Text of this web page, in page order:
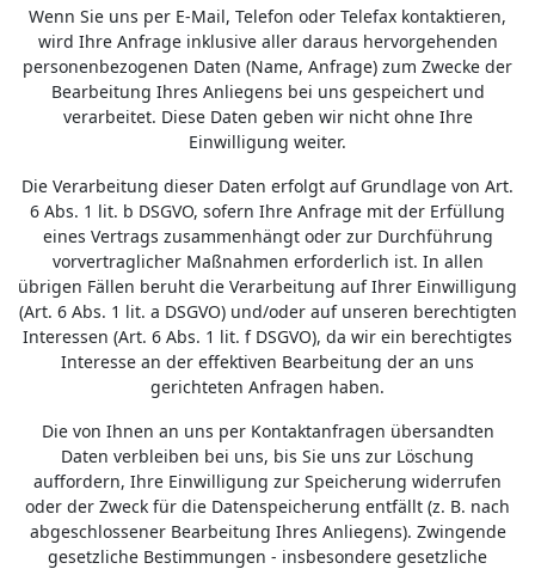
Wenn Sie uns per E-Mail, Telefon oder Telefax kontaktieren,
wird Ihre Anfrage inklusive aller daraus hervorgehenden
personenbezogenen Daten (Name, Anfrage) zum Zwecke der
Bearbeitung Ihres Anliegens bei uns gespeichert und
verarbeitet. Diese Daten geben wir nicht ohne Ihre
Einwilligung weiter.
Die Verarbeitung dieser Daten erfolgt auf Grundlage von Art.
6 Abs. 1 lit. b DSGVO, sofern Ihre Anfrage mit der Erfüllung
eines Vertrags zusammenhängt oder zur Durchführung
vorvertraglicher Maßnahmen erforderlich ist. In allen
übrigen Fällen beruht die Verarbeitung auf Ihrer Einwilligung
(Art. 6 Abs. 1 lit. a DSGVO) und/oder auf unseren berechtigten
Interessen (Art. 6 Abs. 1 lit. f DSGVO), da wir ein berechtigtes
Interesse an der effektiven Bearbeitung der an uns
gerichteten Anfragen haben.
Die von Ihnen an uns per Kontaktanfragen übersandten
Daten verbleiben bei uns, bis Sie uns zur Löschung
auffordern, Ihre Einwilligung zur Speicherung widerrufen
oder der Zweck für die Datenspeicherung entfällt (z. B. nach
abgeschlossener Bearbeitung Ihres Anliegens). Zwingende
gesetzliche Bestimmungen - insbesondere gesetzliche